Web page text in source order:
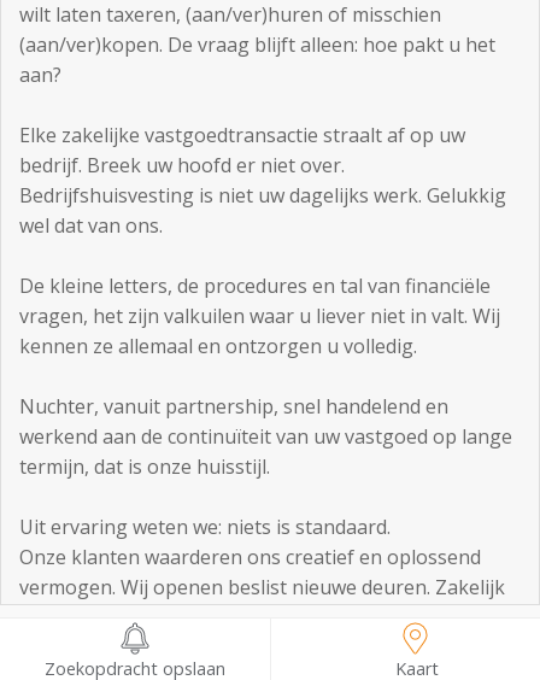
Registreren
Login
wilt laten taxeren, (aan/ver)huren of misschien
(aan/ver)kopen. De vraag blijft alleen: hoe pakt u het
aan?
Elke zakelijke vastgoedtransactie straalt af op uw
bedrijf. Breek uw hoofd er niet over.
Bedrijfshuisvesting is niet uw dagelijks werk. Gelukkig
wel dat van ons.
De kleine letters, de procedures en tal van financiële
vragen, het zijn valkuilen waar u liever niet in valt. Wij
kennen ze allemaal en ontzorgen u volledig.
Nuchter, vanuit partnership, snel handelend en
werkend aan de continuïteit van uw vastgoed op lange
termijn, dat is onze huisstijl.
Uit ervaring weten we: niets is standaard.
Onze klanten waarderen ons creatief en oplossend
vermogen. Wij openen beslist nieuwe deuren. Zakelijk
én persoonlijk.
Mooierstraat 23
Zoekopdracht opslaan Kaart